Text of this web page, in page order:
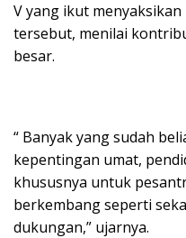
V yang ikut
tersebut, menilai
besar.
“ Banyak yang sudah
kepentingan umat,
khususnya untuk
berkembang seperti
dukungan,” ujarnya.